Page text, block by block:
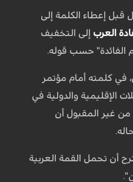
إعطاء الكلمة إلى
العرب إلى التخفيف
الفائدة" حسب قوله.
في كلمته أمام مؤتمر
الإقليمية والدولية في
من غير المقبول أن
أن تحمل القمة العربية